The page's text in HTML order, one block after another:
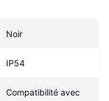
Noir
IP54
Compatibilité avec